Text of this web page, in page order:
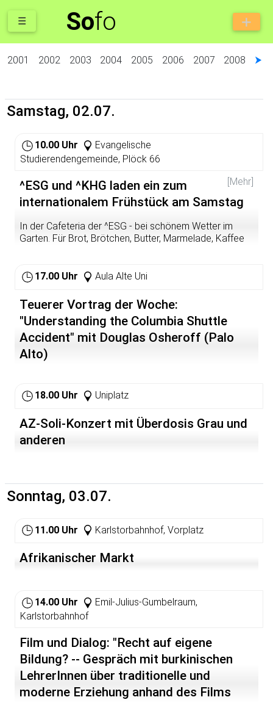
Sofo
☰
2001 2002 2003 2004 2005 2006 2007 2008 ⮞
Samstag, 02.07.
10.00 Uhr
Evangelische
Studierendengemeinde, Plöck 66
[Mehr]
^ESG und ^KHG laden ein zum
internationalem Frühstück am Samstag
In der Cafeteria der ^ESG - bei schönem Wetter im
Garten. Für Brot, Brötchen, Butter, Marmelade, Kaffee
17.00 Uhr
Aula Alte Uni
Teuerer Vortrag der Woche:
"Understanding the Columbia Shuttle
Accident" mit Douglas Osheroff (Palo
Alto)
18.00 Uhr Uniplatz
AZ-Soli-Konzert mit Überdosis Grau und
anderen
Sonntag, 03.07.
11.00 Uhr Karlstorbahnhof, Vorplatz
Afrikanischer Markt
14.00 Uhr
Emil-Julius-Gumbelraum,
Karlstorbahnhof
Film und Dialog: "Recht auf eigene
Bildung? -- Gespräch mit burkinischen
LehrerInnen über traditionelle und
moderne Erziehung anhand des Films